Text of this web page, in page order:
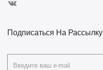
Подписаться На Рассылку